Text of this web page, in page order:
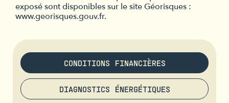
exposé sont disponibles sur le site Géorisques :
www.georisques.gouv.fr.
CONDITIONS FINANCIÈRES
DIAGNOSTICS ÉNERGÉTIQUES